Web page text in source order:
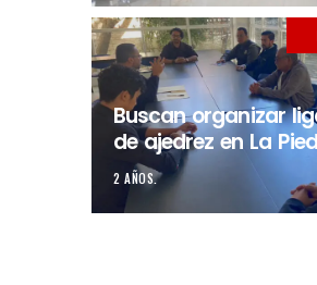
Buscan organizar
de ajedrez en La
2 AÑOS.